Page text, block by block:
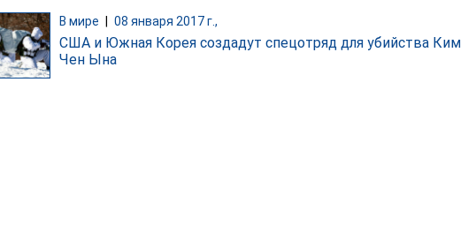
В мире | 08 января 2017 г.,
США и Южная Корея создадут спецотряд для убийства Ким
Чен Ына